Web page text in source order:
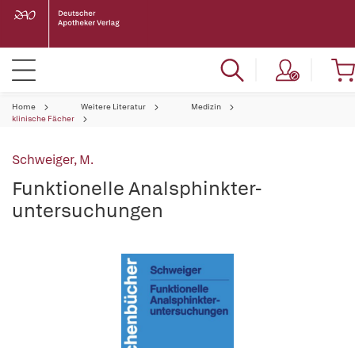
Home Weitere Literatur
Medizin
klinische Fächer
Schweiger, M.
Funktionelle Analsphinkter-
untersuchungen